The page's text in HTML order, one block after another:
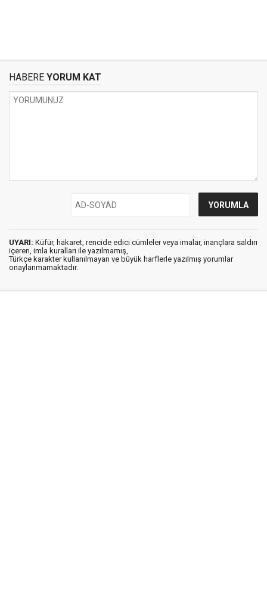
HABERE YORUM KAT
UYARI: Küfür, hakaret, rencide edici cümleler veya imalar, inançlara saldırı
içeren, imla kuralları ile yazılmamış,
Türkçe karakter kullanılmayan ve büyük harflerle yazılmış yorumlar
onaylanmamaktadır.